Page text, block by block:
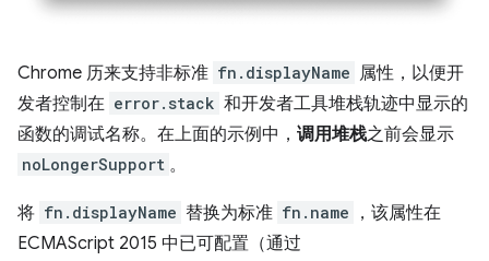
Chrome 历来支持非标准 fn.displayName 属性，以便开
发者控制在 error.stack 和开发者工具堆栈轨迹中显示的
函数的调试名称。在上面的示例中， 调用堆栈之前会显示
noLongerSupport 。
将 fn.displayName 替换为标准 fn.name
，该属性在
ECMAScript 2015 中已可配置（通过